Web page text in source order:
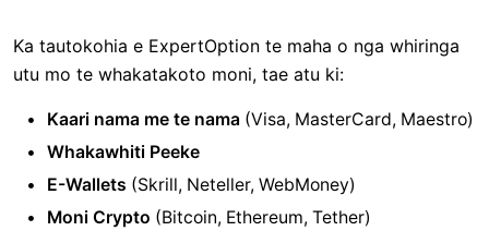
Ka tautokohia e ExpertOption te maha o nga whiringa
utu mo te whakatakoto moni, tae atu ki:
Kaari nama me te nama (Visa, MasterCard, Maestro)
Whakawhiti Peeke
E-Wallets (Skrill, Neteller, WebMoney)
Moni Crypto (Bitcoin, Ethereum, Tether)